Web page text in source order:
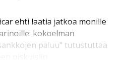
ehti laatia jatkoa monille
kokoelman
paluu" tutustuttaa
piskuisiin